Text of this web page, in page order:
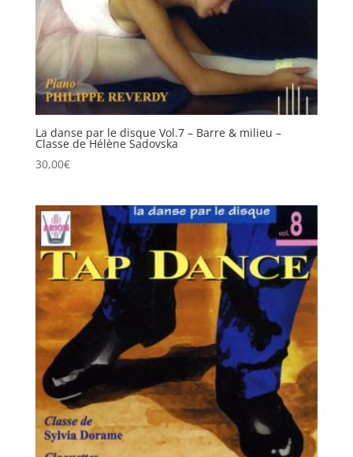
La danse par le disque Vol.7 – Barre & milieu –
Classe de Hélène Sadovska
30,00€